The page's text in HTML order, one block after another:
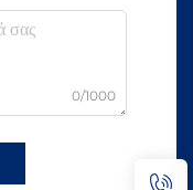
0/1000